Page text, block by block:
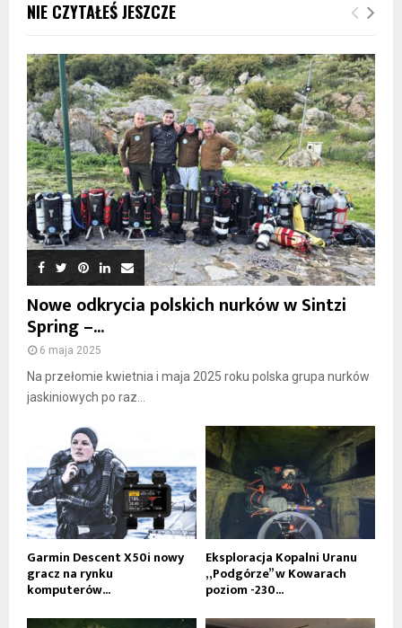
NIE CZYTAŁEŚ JESZCZE
Nowe odkrycia polskich nurków w Sintzi
Spring –...
6 maja 2025
Na przełomie kwietnia i maja 2025 roku polska grupa nurków
jaskiniowych po raz...
Garmin Descent X50i nowy
gracz na rynku
komputerów...
Eksploracja Kopalni Uranu
„Podgórze” w Kowarach
poziom -230...